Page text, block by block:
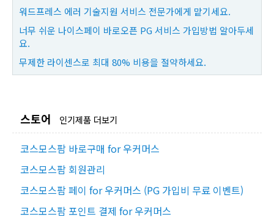
워드프레스 에러 기술지원 서비스 전문가에게 맡기세요.
너무 쉬운 나이스페이 바로오픈 PG 서비스 가입방법 알아두세
요.
무제한 라이센스로 최대 80% 비용을 절약하세요.
스토어 인기제품 더보기
코스모스팜 바로구매 for 우커머스
코스모스팜 회원관리
코스모스팜 페이 for 우커머스 (PG 가입비 무료 이벤트)
코스모스팜 포인트 결제 for 우커머스